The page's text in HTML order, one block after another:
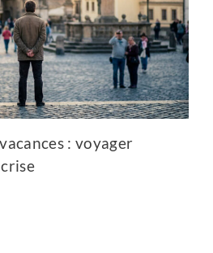
: voyager